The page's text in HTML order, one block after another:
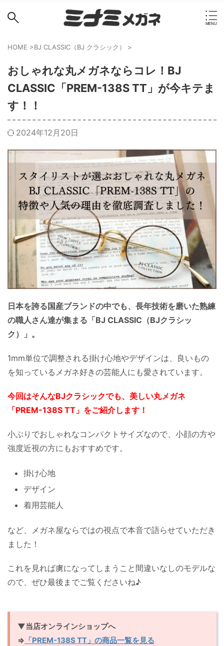
HOME >BJ CLASSIC（BJ クラシック） >
おしゃれな丸メガネならコレ！BJ
CLASSIC「PREM-138S TT」が今キテま
す！！
2024年12月20日
日本を誇る国産ブランドの中でも、長年技術を磨いた熟練
の職人さん達が集まる「BJ CLASSIC（BJクラシッ
ク）」。
1mm単位で調整される掛け心地やデザインは、良いもの
を知っているメガネ好きの芸能人にも愛されています。
今回はそんなBJクラシックでも、美しい丸メガネ
「PREM-138S TT」をご紹介します！
小ぶりでおしゃれなコンパクトサイズなので、小顔の方や
強度近視の方にもおすすめです。
掛け心地
デザイン
着用芸能人
など、メガネ屋ならではの視点で本音で語らせていただき
ました！
これを見れば虜になってしまうこと間違いなしのモデルな
ので、ぜひ最後までご覧くださいね♪
▼当店オンラインショップへ
⇒ 「PREM-138S TT」の商品一覧を見る